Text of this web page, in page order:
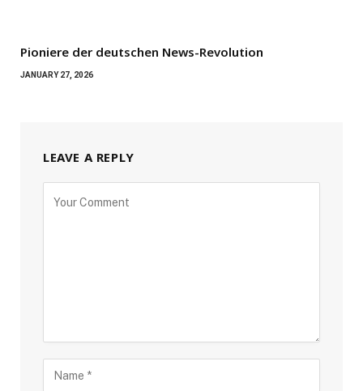
Pioniere der deutschen News-Revolution
JANUARY 27, 2026
LEAVE A REPLY